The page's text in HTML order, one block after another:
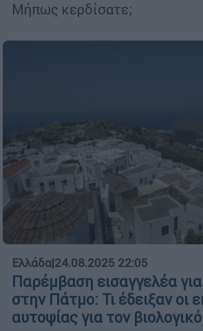
Μήπως κερδίσατε;
Ελλάδα|24.08.2025 22:05
Παρέμβαση εισαγγελέα
στην Πάτμο: Τι έδειξαν οι
αυτοψίας για τον